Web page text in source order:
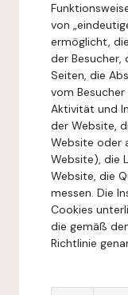
von
ermöglicht,
der Besucher,
Seiten, die
vom
Aktivität und
der Website,
Website oder
Website), die
Website, die
messen. Die
Cookies
die gemäß
Richtlinie